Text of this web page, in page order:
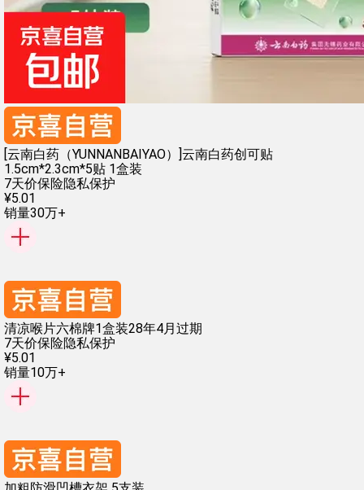
[云南白药（YUNNANBAIYAO）]云南白药创可贴
1.5cm*2.3cm*5贴 1盒装
7天价保险隐私保护
¥5.01
销量30万+
清凉喉片六棉牌1盒装28年4月过期
7天价保险隐私保护
¥5.01
销量10万+